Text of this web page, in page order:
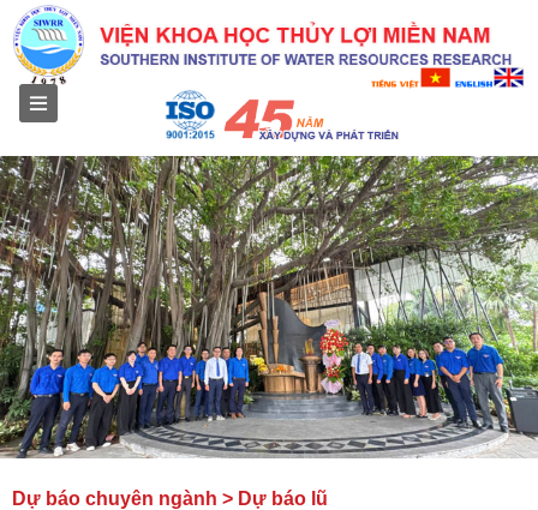
Dự báo chuyên ngành > Dự báo lũ